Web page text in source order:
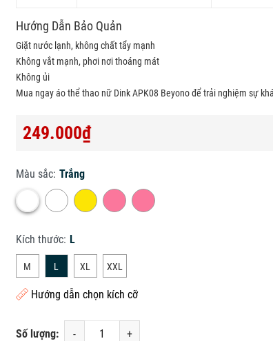
Hướng Dẫn Bảo Quản
Giặt nước lạnh, không chất tẩy mạnh
Không vắt mạnh, phơi nơi thoáng mát
Không ủi
Mua ngay áo thể thao nữ Dink APK08 Beyono để trải nghiệm sự
249.000₫
Màu sắc: Trắng
Kích thước: L
M L XL XXL
Hướng dẫn chọn kích cỡ
Số lượng: - +